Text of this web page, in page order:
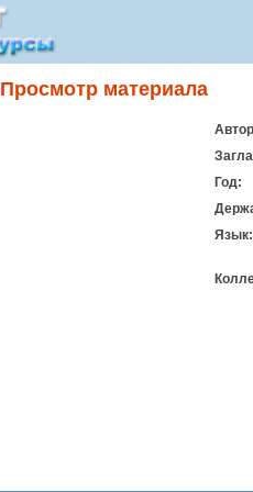
Просмотр материала
Год:
Язык: